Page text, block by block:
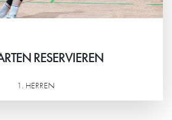
RESERVIEREN
1. HERREN